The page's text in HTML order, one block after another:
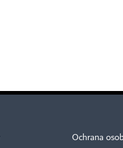
Ochrana